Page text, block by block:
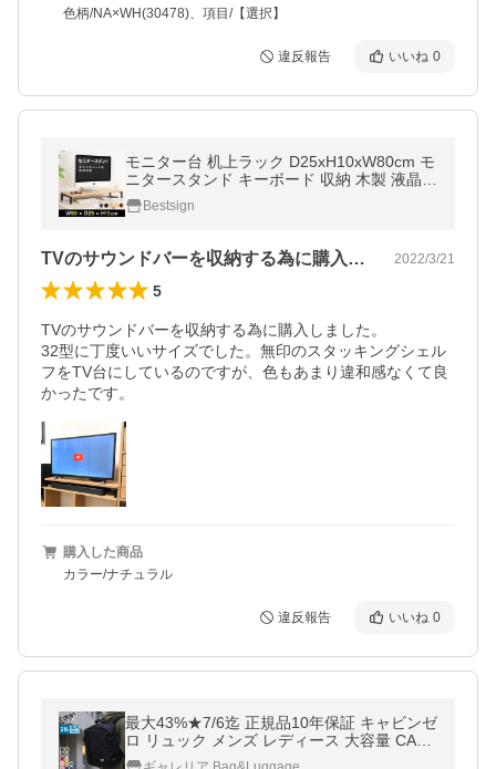
色柄/NA×WH(30478)、項目/【選択】
違反報告 いいね 0
モニター台 机上ラック D25xH10xW80cm モ
ニタースタンド キーボード 収納 木製 液晶モ
ニター台 ノートパソコン収納 オフィス tks-s
tbk2508-80超PayPay祭
Bestsign
TVのサウンドバーを収納する為に購入し… 2022/3/21
5
TVのサウンドバーを収納する為に購入しました。
32型に丁度いいサイズでした。無印のスタッキングシェル
フをTV台にしているのですが、色もあまり違和感なくて良
かったです。
購入した商品
カラー/ナチュラル
違反報告 いいね 0
最大43%★7/6迄 正規品10年保証 キャビンゼ
ロ リュック メンズ レディース 大容量 CABI
NZERO ブランド リュックサック A4 軽量 O